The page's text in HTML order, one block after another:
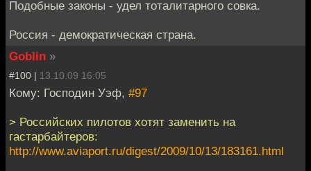
Подобные законы - удел тоталитарного совка.
Россия - демократическая страна.
Goblin »
#100 | 13.10.09 16:05
Кому: Господин Уэф, #97
> Российских пилотов хотят заменить на
гастарбайтеров:
http://www.aviaport.ru/digest/2009/10/13/183161.html